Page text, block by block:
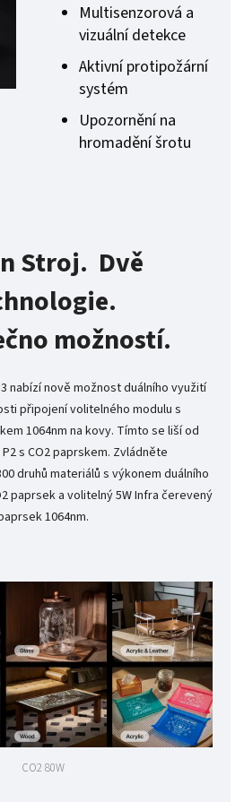
Multisenzorová a
vizuální detekce
Aktivní protipožární
systém
Upozornění na
hromadění šrotu
Stroj. Dvě
možností.
nabízí nově možnost duálního využití
připojení volitelného modulu s
1064nm na kovy. Tímto se liší od
s CO2 paprskem. Zvládněte
druhů materiálů s výkonem duálního
paprsek a volitelný 5W Infra čerevený
1064nm.
CO2 80W